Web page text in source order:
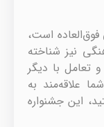
است،
نیز شناخته
تعامل با دیگر
علاقه‌مند به
این جشنواره